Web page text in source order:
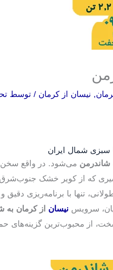
, نیسان از کرمان / توسط
سبزی شمال ایران
شاندرمن می‌شود. در واقع سخن
که از کویر خشک
تنها با برنامه‌ریزی دقیق و
سرویس نیسان از کرمان به
از محبوب‌ترین گزینه‌های